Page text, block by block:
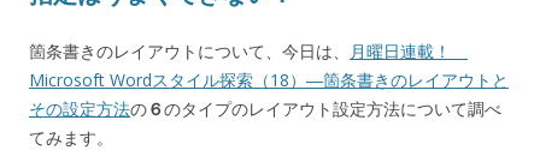
箇条書きのレイアウトについて、今日は、
月曜日連載！
Microsoft Wordスタイル探索（18）―箇条書きのレイアウトと
その設定方法の６のタイプのレイアウト設定方法について調べ
てみます。